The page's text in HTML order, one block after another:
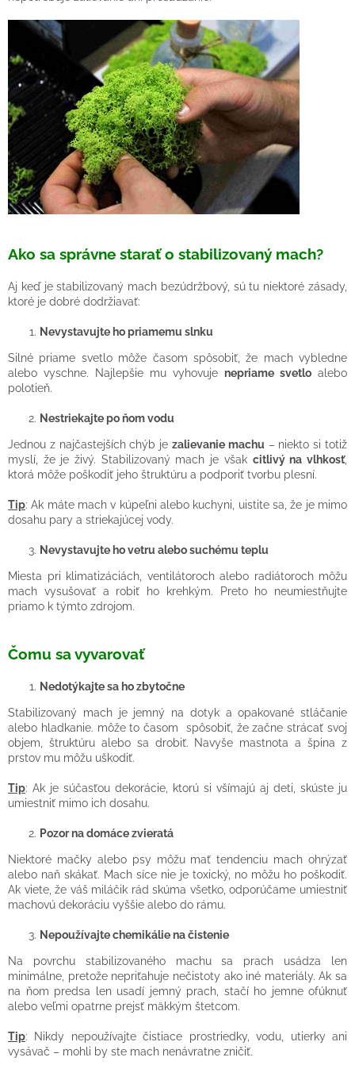
Ako sa správne starať o stabilizovaný mach?
Aj keď je stabilizovaný mach bezúdržbový, sú tu niektoré zásady,
ktoré je dobré dodržiavať:
Nevystavujte ho priamemu slnku
Silné priame svetlo môže časom spôsobiť, že mach vybledne
alebo vyschne. Najlepšie mu vyhovuje nepriame svetlo alebo
polotieň.
Nestriekajte po ňom vodu
Jednou z najčastejších chýb je zalievanie machu – niekto si totiž
myslí, že je živý. Stabilizovaný mach je však citlivý na vlhkosť,
ktorá môže poškodiť jeho štruktúru a podporiť tvorbu plesní.
Tip: Ak máte mach v kúpeľni alebo kuchyni, uistite sa, že je mimo
dosahu pary a striekajúcej vody.
Nevystavujte ho vetru alebo suchému teplu
Miesta pri klimatizáciách, ventilátoroch alebo radiátoroch môžu
mach vysušovať a robiť ho krehkým. Preto ho neumiestňujte
priamo k týmto zdrojom.
Čomu sa vyvarovať
Nedotýkajte sa ho zbytočne
Stabilizovaný mach je jemný na dotyk a opakované stláčanie
alebo hladkanie. môže to časom spôsobiť, že začne strácať svoj
objem, štruktúru alebo sa drobiť. Navyše mastnota a špina z
prstov mu môžu uškodiť.
Tip: Ak je súčasťou dekorácie, ktorú si všímajú aj deti, skúste ju
umiestniť mimo ich dosahu.
Pozor na domáce zvieratá
Niektoré mačky alebo psy môžu mať tendenciu mach ohrýzať
alebo naň skákať. Mach síce nie je toxický, no môžu ho poškodiť.
Ak viete, že váš miláčik rád skúma všetko, odporúčame umiestniť
machovú dekoráciu vyššie alebo do rámu.
Nepoužívajte chemikálie na čistenie
Na povrchu stabilizovaného machu sa prach usádza len
minimálne, pretože nepriťahuje nečistoty ako iné materiály. Ak sa
na ňom predsa len usadí jemný prach, stačí ho jemne ofúknuť
alebo veľmi opatrne prejsť mäkkým štetcom.
Tip: Nikdy nepoužívajte čistiace prostriedky, vodu, utierky ani
vysávač – mohli by ste mach nenávratne zničiť.